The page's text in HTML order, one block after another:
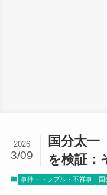
国分太一
を検証：
2026
3/09
事件・トラブル・不祥事